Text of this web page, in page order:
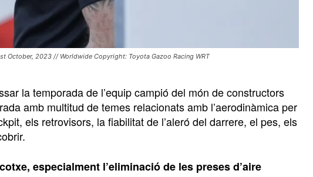
October, 2023 // Worldwide Copyright: Toyota Gazoo Racing WRT
la temporada de l’equip campió del món de constructors
amb multitud de temes relacionats amb l’aerodinàmica per
els retrovisors, la fiabilitat de l’aleró del darrere, el pes, els
especialment l’eliminació de les preses d’aire